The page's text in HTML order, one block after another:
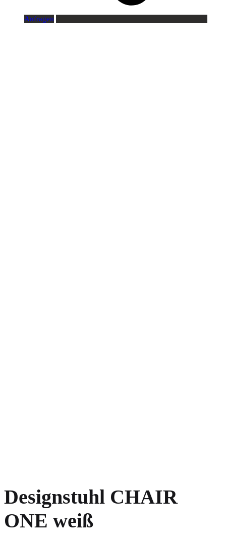
Anfragen
Designstuhl CHAIR
ONE weiß